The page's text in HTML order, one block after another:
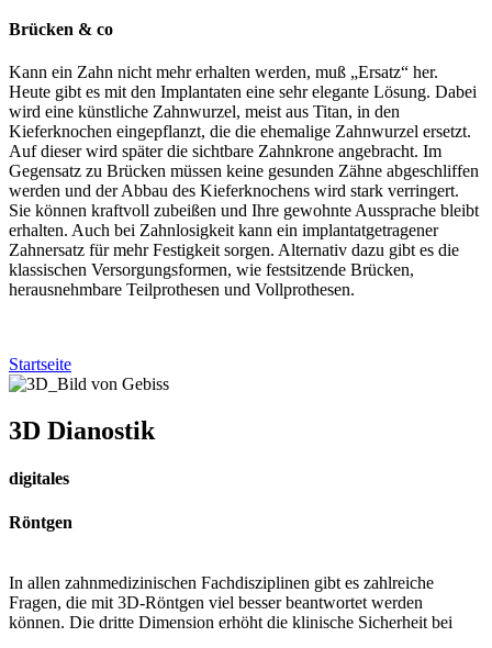
Brücken & co
Kann ein Zahn nicht mehr erhalten werden, muß „Ersatz“ her.
Heute gibt es mit den Implantaten eine sehr elegante Lösung. Dabei
wird eine künstliche Zahnwurzel, meist aus Titan, in den
Kieferknochen eingepflanzt, die die ehemalige Zahnwurzel ersetzt.
Auf dieser wird später die sichtbare Zahnkrone angebracht. Im
Gegensatz zu Brücken müssen keine gesunden Zähne abgeschliffen
werden und der Abbau des Kieferknochens wird stark verringert.
Sie können kraftvoll zubeißen und Ihre gewohnte Aussprache bleibt
erhalten. Auch bei Zahnlosigkeit kann ein implantatgetragener
Zahnersatz für mehr Festigkeit sorgen. Alternativ dazu gibt es die
klassischen Versorgungsformen, wie festsitzende Brücken,
herausnehmbare Teilprothesen und Vollprothesen.
Startseite
3D Dianostik
digitales
Röntgen
In allen zahnmedizinischen Fachdisziplinen gibt es zahlreiche
Fragen, die mit 3D-Röntgen viel besser beantwortet werden
können. Die dritte Dimension erhöht die klinische Sicherheit bei